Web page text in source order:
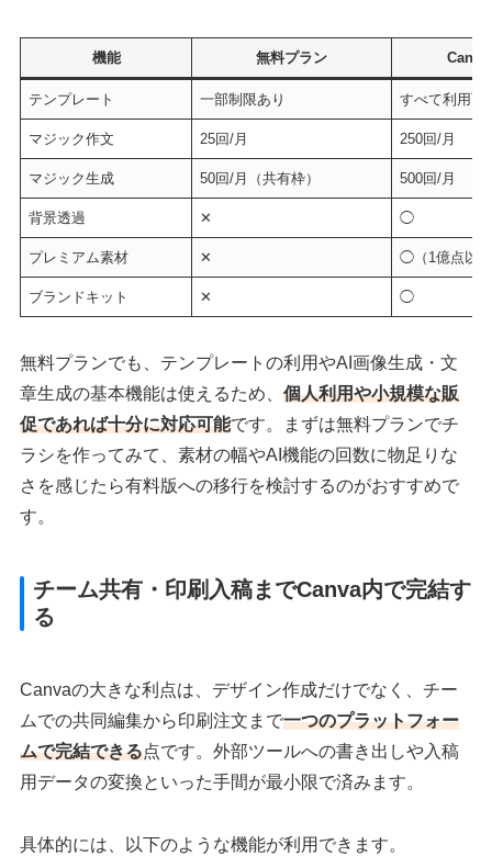
機能 無料プラン Canva
テンプレート 一部制限あり すべて利用可
マジック作文 25回/月 250回/月
マジック生成 50回/月（共有枠） 500回/月
背景透過 ✕ ◯
プレミアム素材 ✕ ◯（1億点以
ブランドキット ✕ ◯
無料プランでも、テンプレートの利用やAI画像生成・文
章生成の基本機能は使えるため、個人利用や小規模な販
促であれば十分に対応可能です。まずは無料プランでチ
ラシを作ってみて、素材の幅やAI機能の回数に物足りな
さを感じたら有料版への移行を検討するのがおすすめで
す。
チーム共有・印刷入稿までCanva内で完結す
る
Canvaの大きな利点は、デザイン作成だけでなく、チー
ムでの共同編集から印刷注文まで一つのプラットフォー
ムで完結できる点です。外部ツールへの書き出しや入稿
用データの変換といった手間が最小限で済みます。
具体的には、以下のような機能が利用できます。